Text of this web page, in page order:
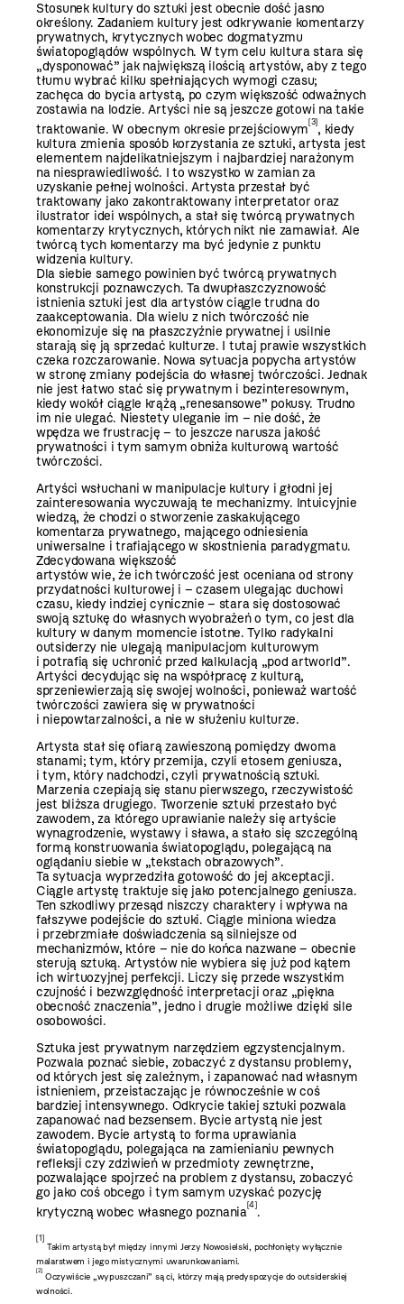
Stosunek kultury do sztuki jest obecnie dość jasno
określony. Zadaniem kultury jest odkrywanie komentarzy
prywatnych, krytycznych wobec dogmatyzmu
światopoglądów wspólnych. W tym celu kultura stara się
„dysponować” jak największą ilością artystów, aby z tego
tłumu wybrać kilku spełniających wymogi czasu;
zachęca do bycia artystą, po czym większość odważnych
zostawia na lodzie. Artyści nie są jeszcze gotowi na takie
traktowanie. W obecnym okresie przejściowym
[3]
, kiedy
kultura zmienia sposób korzystania ze sztuki, artysta jest
elementem najdelikatniejszym i najbardziej narażonym
na niesprawiedliwość. I to wszystko w zamian za
uzyskanie pełnej wolności. Artysta przestał być
traktowany jako zakontraktowany interpretator oraz
ilustrator idei wspólnych, a stał się twórcą prywatnych
komentarzy krytycznych, których nikt nie zamawiał. Ale
twórcą tych komentarzy ma być jedynie z punktu
widzenia kultury.
Dla siebie samego powinien być twórcą prywatnych
konstrukcji poznawczych. Ta dwupłaszczyznowość
istnienia sztuki jest dla artystów ciągle trudna do
zaakceptowania. Dla wielu z nich twórczość nie
ekonomizuje się na płaszczyźnie prywatnej i usilnie
starają się ją sprzedać kulturze. I tutaj prawie wszystkich
czeka rozczarowanie. Nowa sytuacja popycha artystów
w stronę zmiany podejścia do własnej twórczości. Jednak
nie jest łatwo stać się prywatnym i bezinteresownym,
kiedy wokół ciągle krążą „renesansowe” pokusy. Trudno
im nie ulegać. Niestety uleganie im – nie dość, że
wpędza we frustrację – to jeszcze narusza jakość
prywatności i tym samym obniża kulturową wartość
twórczości.
Artyści wsłuchani w manipulacje kultury i głodni jej
zainteresowania wyczuwają te mechanizmy. Intuicyjnie
wiedzą, że chodzi o stworzenie zaskakującego
komentarza prywatnego, mającego odniesienia
uniwersalne i trafiającego w skostnienia paradygmatu.
Zdecydowana większość
artystów wie, że ich twórczość jest oceniana od strony
przydatności kulturowej i – czasem ulegając duchowi
czasu, kiedy indziej cynicznie – stara się dostosować
swoją sztukę do własnych wyobrażeń o tym, co jest dla
kultury w danym momencie istotne. Tylko radykalni
outsiderzy nie ulegają manipulacjom kulturowym
i potrafią się uchronić przed kalkulacją „pod artworld”.
Artyści decydując się na współpracę z kulturą,
sprzeniewierzają się swojej wolności, ponieważ wartość
twórczości zawiera się w prywatności
i niepowtarzalności, a nie w służeniu kulturze.
Artysta stał się ofiarą zawieszoną pomiędzy dwoma
stanami; tym, który przemija, czyli etosem geniusza,
i tym, który nadchodzi, czyli prywatnością sztuki.
Marzenia czepiają się stanu pierwszego, rzeczywistość
jest bliższa drugiego. Tworzenie sztuki przestało być
zawodem, za którego uprawianie należy się artyście
wynagrodzenie, wystawy i sława, a stało się szczególną
formą konstruowania światopoglądu, polegającą na
oglądaniu siebie w „tekstach obrazowych”.
Ta sytuacja wyprzedziła gotowość do jej akceptacji.
Ciągle artystę traktuje się jako potencjalnego geniusza.
Ten szkodliwy przesąd niszczy charaktery i wpływa na
fałszywe podejście do sztuki. Ciągle miniona wiedza
i przebrzmiałe doświadczenia są silniejsze od
mechanizmów, które – nie do końca nazwane – obecnie
sterują sztuką. Artystów nie wybiera się już pod kątem
ich wirtuozyjnej perfekcji. Liczy się przede wszystkim
czujność i bezwzględność interpretacji oraz „piękna
obecność znaczenia”, jedno i drugie możliwe dzięki sile
osobowości.
Sztuka jest prywatnym narzędziem egzystencjalnym.
Pozwala poznać siebie, zobaczyć z dystansu problemy,
od których jest się zależnym, i zapanować nad własnym
istnieniem, przeistaczając je równocześnie w coś
bardziej intensywnego. Odkrycie takiej sztuki pozwala
zapanować nad bezsensem. Bycie artystą nie jest
zawodem. Bycie artystą to forma uprawiania
światopoglądu, polegająca na zamienianiu pewnych
refleksji czy zdziwień w przedmioty zewnętrzne,
pozwalające spojrzeć na problem z dystansu, zobaczyć
go jako coś obcego i tym samym uzyskać pozycję
krytyczną wobec włas­nego poznania
[4]
.
[1]
Takim artystą był między innymi Jerzy Nowosielski, pochłonięty wyłącznie
malarstwem i jego mistycznymi uwarunkowaniami.
[2]
Oczywiście „wypuszczani” są ci, którzy mają predyspozycje do outsiderskiej
wolności.